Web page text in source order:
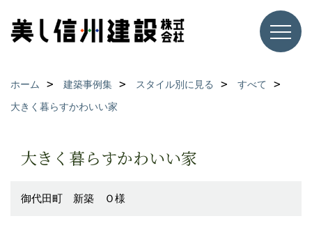
ホーム 建築事例集 スタイル別に見る
すべて
大きく暮らすかわいい家
大きく暮らすかわいい家
御代田町 新築 Ｏ様